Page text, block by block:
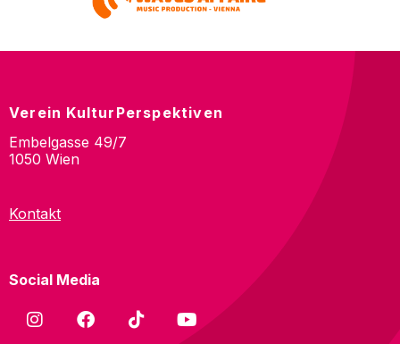
Verein KulturPerspektiven
Embelgasse 49/7
1050 Wien
Kontakt
Social Media